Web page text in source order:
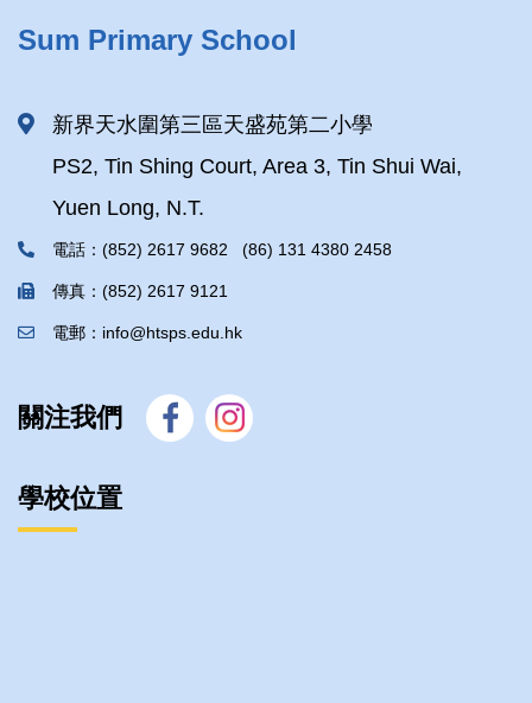
Sum Primary School
新界天水圍第三區天盛苑第二小學
PS2, Tin Shing Court, Area 3, Tin Shui Wai,
Yuen Long, N.T.
電話：(852) 2617 9682 (86) 131 4380 2458
傳真：(852) 2617 9121
電郵：info@htsps.edu.hk
關注我們
學校位置